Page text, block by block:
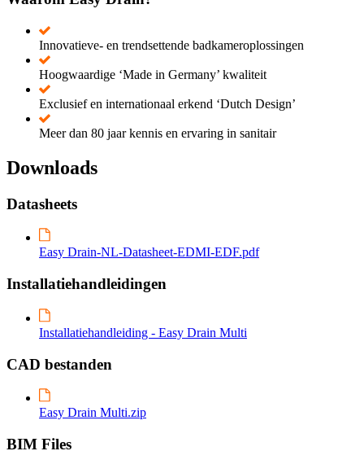
Innovatieve- en trendsettende badkameroplossingen
Hoogwaardige ‘Made in Germany’ kwaliteit
Exclusief en internationaal erkend ‘Dutch Design’
Meer dan 80 jaar kennis en ervaring in sanitair
Downloads
Datasheets
Easy Drain-NL-Datasheet-EDMI-EDF.pdf
Installatiehandleidingen
Installatiehandleiding - Easy Drain Multi
CAD bestanden
Easy Drain Multi.zip
BIM Files